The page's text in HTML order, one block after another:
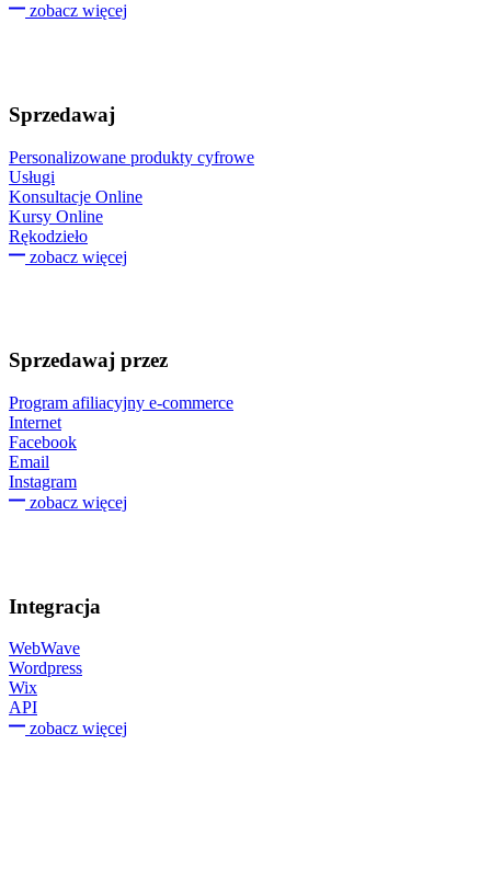
zobacz więcej
Sprzedawaj
Personalizowane produkty cyfrowe
Usługi
Konsultacje Online
Kursy Online
Rękodzieło
zobacz więcej
Sprzedawaj przez
Program afiliacyjny e-commerce
Internet
Facebook
Email
Instagram
zobacz więcej
Integracja
WebWave
Wordpress
Wix
API
zobacz więcej